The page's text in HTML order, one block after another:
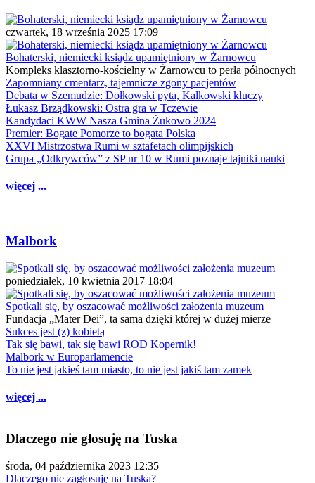
czwartek, 18 września 2025 17:09
Bohaterski, niemiecki ksiądz upamiętniony w Żarnowcu
Kompleks klasztorno-kościelny w Żarnowcu to perła północnych
Zapomniany cmentarz, tajemnicze zgony pacjentów
Debata w Szemudzie: Dołkowski pyta, Kalkowski kluczy
Łukasz Brządkowski: Ostra gra w Tczewie
Kandydaci KWW Nasza Gmina Żukowo 2024
Premier: Bogate Pomorze to bogata Polska
XXVI Mistrzostwa Rumi w sztafetach olimpijskich
Grupa „Odkrywców” z SP nr 10 w Rumi poznaje tajniki nauki
więcej ...
Malbork
poniedziałek, 10 kwietnia 2017 18:04
Spotkali się, by oszacować możliwości założenia muzeum
Fundacja „Mater Dei”, ta sama dzięki której w dużej mierze
Sukces jest (z) kobietą
Tak się bawi, tak się bawi ROD Kopernik!
Malbork w Europarlamencie
To nie jest jakieś tam miasto, to nie jest jakiś tam zamek
więcej ...
Dlaczego nie głosuję na Tuska
środa, 04 października 2023 12:35
Dlaczego nie zagłosuję na Tuska?